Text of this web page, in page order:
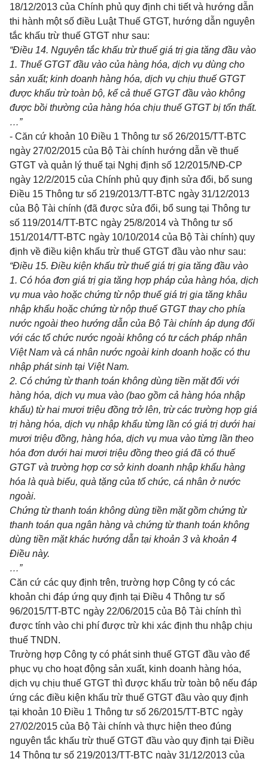
18/12/2013 của Chính phủ quy định chi tiết và hướng dẫn
thi hành một số điều Luật Thuế GTGT, hướng dẫn nguyên
tắc khấu trừ thuế GTGT như sau:
“Điều 14. Nguyên tắc khấu trừ thuế giá trị gia tăng đầu vào
1. Thuế GTGT đầu vào của hàng hóa, dịch vụ dùng cho
sản xuất; kinh doanh hàng hóa, dịch vụ chịu thuế GTGT
được khấu trừ toàn bộ, kể cả thuế GTGT đầu vào không
được bồi thường của hàng hóa chịu thuế GTGT bị tổn thất.
…”
- Căn cứ khoản 10 Điều 1 Thông tư số 26/2015/TT-BTC
ngày 27/02/2015 của Bộ Tài chính hướng dẫn về thuế
GTGT và quản lý thuế tại Nghị định số 12/2015/NĐ-CP
ngày 12/2/2015 của Chính phủ quy định sửa đổi, bổ sung
Điều 15 Thông tư số 219/2013/TT-BTC ngày 31/12/2013
của Bộ Tài chính (đã được sửa đổi, bổ sung tại Thông tư
số 119/2014/TT-BTC ngày 25/8/2014 và Thông tư số
151/2014/TT-BTC ngày 10/10/2014 của Bộ Tài chính) quy
định về điều kiện khấu trừ thuế GTGT đầu vào như sau:
“Điều 15. Điều kiện khấu trừ thuế giá trị gia tăng đầu vào
1. Có hóa đơn giá trị gia tăng hợp pháp của hàng hóa, dịch
vụ mua vào hoặc chứng từ nộp thuế giá trị gia tăng khâu
nhập khẩu hoặc chứng từ nộp thuế GTGT thay cho phía
nước ngoài theo hướng dẫn của Bộ Tài chính áp dụng đối
với các tổ chức nước ngoài không có tư cách pháp nhân
Việt Nam và cá nhân nước ngoài kinh doanh hoặc có thu
nhập phát sinh tại Việt Nam.
2. Có chứng từ thanh toán không dùng tiền mặt đối với
hàng hóa, dịch vụ mua vào (bao gồm cả hàng hóa nhập
khẩu) từ hai mươi triệu đồng trởlên, trừ các trường hợp giá
trị hàng hóa, dịch vụ nhập khẩu từng lần có giá trị dưới hai
mươi triệu đồng, hàng hóa, dịch vụ mua vào từng lần theo
hóa đơn dưới hai mươi triệu đồng theo giá đã có thuế
GTGT và trường hợp cơ sở kinh doanh nhập khẩu hàng
hóa là quà biếu, quà tặng của tổ chức, cá nhân ở nước
ngoài.
Chứng từ thanh toán không dùng tiền mặt gồm chứng từ
thanh toán qua ngân hàng và chứng từ thanh toán không
dùng tiền mặt khác hướng dẫn tại khoản 3 và khoản 4
Điều này.
…”
Căn cứ các quy định trên, trường hợp Công ty có các
khoản chi đáp ứng quy định tại Điều 4 Thông tư số
96/2015/TT-BTC ngày 22/06/2015 của Bộ Tài chính thì
được tính vào chi phí được trừ khi xác định thu nhập chịu
thuế TNDN.
Trường hợp Công ty có phát sinh thuế GTGT đầu vào để
phục vụ cho hoạt động sản xuất, kinh doanh hàng hóa,
dịch vụ chịu thuế GTGT thì được khấu trừ toàn bộ nếu đáp
ứng các điều kiện khấu trừ thuế GTGT đầu vào quy định
tại khoản 10 Điều 1 Thông tư số 26/2015/TT-BTC ngày
27/02/2015 của Bộ Tài chính và thực hiện theo đúng
nguyên tắc khấu trừ thuế GTGT đầu vào quy định tại Điều
14 Thông tư số 219/2013/TT-BTC ngày 31/12/2013 của